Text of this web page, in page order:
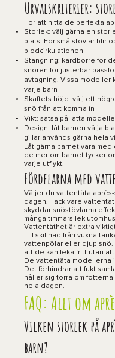
Urvalskriterier:
För att hitta de perfekta
Storlek: välj gärna en
plats. För små stövlar blir
blodcirkulationen
Stängning: kardborre för
snören för justerbar
avtagning. Vissa modeller
varje barn
Skaftets höjd: välj ett
snö från att komma in
Vikt: satsa på lätta
Design: låt barnen välja
gillar används gärna hela
Låt gärna barnet vara
de mer om barnet tycker
varje utflykt.
Fördelarna med
Väljer du vattentäta
dagen. Tack vare
skyddar snöstövlarna
många timmars lek
Vattentäthet är extra
Till skillnad från vuxna
vattenpölar eller djup snö.
att de kan leka fritt utan
De vattentäta modellerna
Det förhindrar att fukt
håller sig torra om
hela dagen.
FAQ: Allt om
Vilken storlek på
barn?